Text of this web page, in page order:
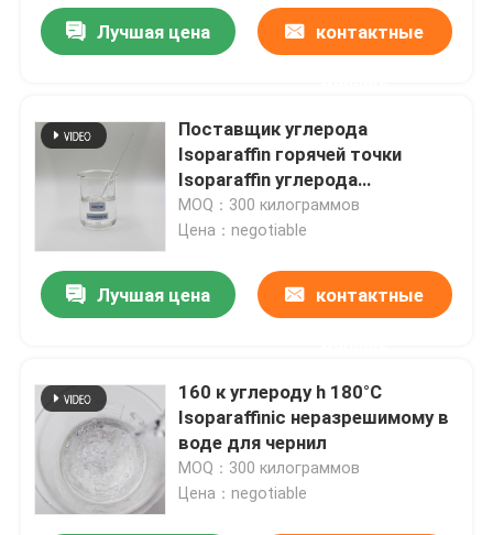
Лучшая цена контактные
Поставщик углерода
Isoparaffin горячей точки
Isoparaffin углерода
Isoparaffinic жидкий
MOQ：300 килограммов
Цена：negotiable
Лучшая цена контактные
160 к углероду h 180°C
Isoparaffinic неразрешимому в
воде для чернил
MOQ：300 килограммов
Цена：negotiable